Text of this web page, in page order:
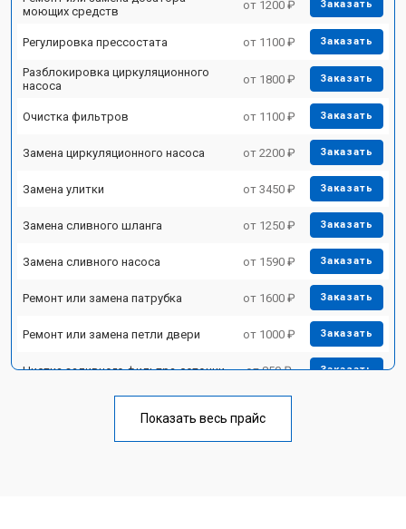
моющих средств
от 1200 ₽ Заказать
Регулировка прессостата от 1100 ₽ Заказать
Разблокировка циркуляционного
насоса
от 1800 ₽ Заказать
Очистка фильтров от 1100 ₽ Заказать
Замена циркуляционного насоса от 2200 ₽ Заказать
Замена улитки от 3450 ₽ Заказать
Замена сливного шланга от 1250 ₽ Заказать
Замена сливного насоса от 1590 ₽ Заказать
Ремонт или замена патрубка от 1600 ₽ Заказать
Ремонт или замена петли двери от 1000 ₽ Заказать
Чистка заливного фильтра-сеточки от 850 ₽ Заказать
Ремонт теплообменника от 2000 ₽
Показать весь прайс